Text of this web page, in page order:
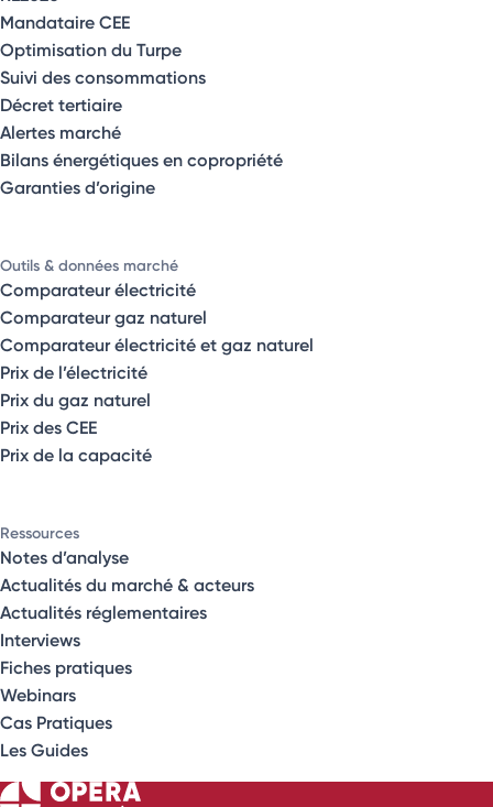
Mandataire CEE
Optimisation du Turpe
Suivi des consommations
Décret tertiaire
Alertes marché
Bilans énergétiques en copropriété
Garanties d’origine
Outils & données marché
Comparateur électricité
Comparateur gaz naturel
Comparateur électricité et gaz naturel
Prix de l’électricité
Prix du gaz naturel
Prix des CEE
Prix de la capacité
Ressources
Notes d’analyse
Actualités du marché & acteurs
Actualités réglementaires
Interviews
Fiches pratiques
Webinars
Cas Pratiques
Les Guides